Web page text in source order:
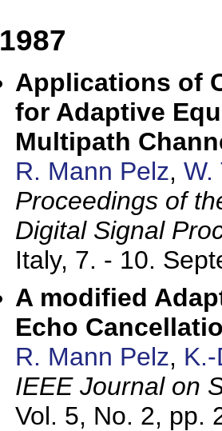
1987
Applications of
for Adaptive
Multipath
R. Mann Pelz, W.
Proceedings of
Digital Signal
Italy, 7. - 10.
A modified
Echo
R. Mann Pelz,
IEEE Journal on
Vol. 5, No. 2, pp.